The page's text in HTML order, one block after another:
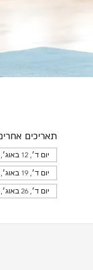
תאריכים
יום ד׳, 12 באוג׳, 15:30
יום ד׳, 19 באוג׳, 15:30
יום ד׳, 26 באוג׳, 15:30